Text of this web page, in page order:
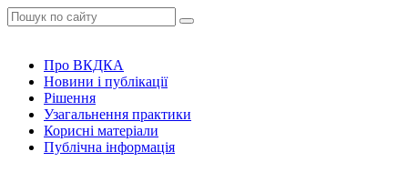
Про ВКДКА
Новини і публікації
Рішення
Узагальнення практики
Корисні матеріали
Публічна інформація